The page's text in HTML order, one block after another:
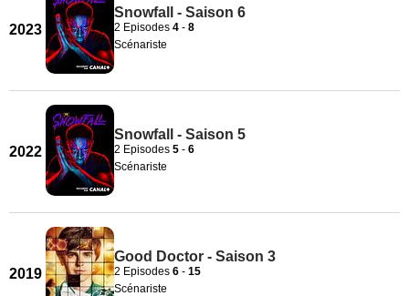
2023
Snowfall - Saison 6
2 Episodes 4 - 8
Scénariste
2022
Snowfall - Saison 5
2 Episodes 5 - 6
Scénariste
2019
Good Doctor - Saison 3
2 Episodes 6 - 15
Scénariste